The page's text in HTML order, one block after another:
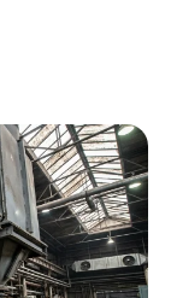
linkedin
facebook
twitter